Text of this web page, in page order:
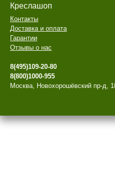
Креслашоп
Контакты
Доставка и оплата
Гарантии
Отзывы о нас
8(495)109-20-80
8(800)1000-955
Москва, Новохорошёвский пр-д,